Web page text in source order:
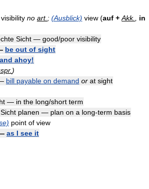
visibility no art. ; (Ausblick) view (auf + Akk.
in
Sicht — good/poor visibility
be out of sight
ahoy!
)
bill payable on demand or at sight
— in the long/short term
planen — plan on a long-term basis
point of view
as I see it